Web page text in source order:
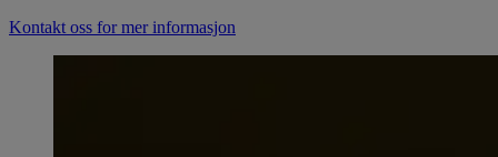
Kontakt oss for mer informasjon